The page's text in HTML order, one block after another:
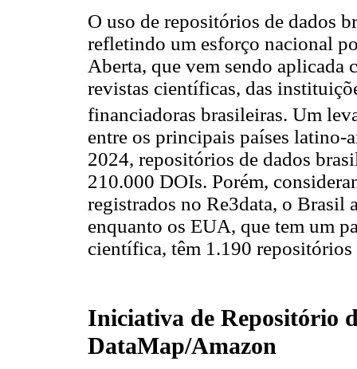
O uso de repositórios de dados
refletindo um esforço nacional
Aberta, que vem sendo
revistas científicas, das
financiadoras brasileiras. Um
entre os principais países latino-
2024, repositórios de dados
210.000 DOIs. Porém,
registrados no Re3data, o Brasil
enquanto os EUA, que tem um
científica, têm 1.190
Iniciativa de Repositório
DataMap/Amazon